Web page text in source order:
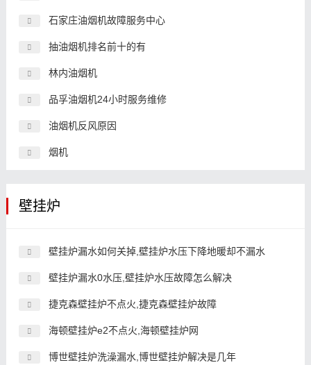
石家庄油烟机故障服务中心
抽油烟机排名前十的有
林内油烟机
品孚油烟机24小时服务维修
油烟机反风原因
烟机
壁挂炉
壁挂炉漏水如何关掉,壁挂炉水压下降地暖却不漏水
壁挂炉漏水0水压,壁挂炉水压故障怎么解决
捷克森壁挂炉不点火,捷克森壁挂炉故障
海顿壁挂炉e2不点火,海顿壁挂炉网
博世壁挂炉洗澡漏水,博世壁挂炉解决是几年